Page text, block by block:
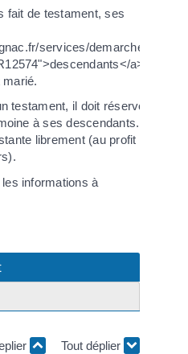
fait de testament, ses
services/demarches-
a>,
testament, il doit réserver
à ses descendants. Il
librement (au profit
informations à
Tout déplier